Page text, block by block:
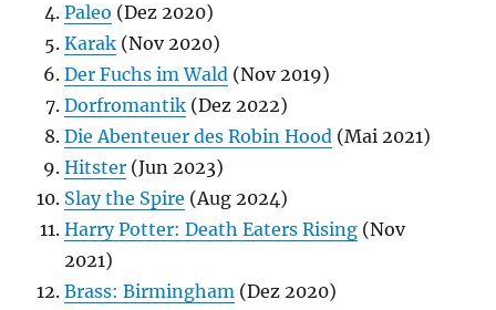
Paleo (Dez 2020)
Karak (Nov 2020)
Der Fuchs im Wald (Nov 2019)
Dorfromantik (Dez 2022)
Die Abenteuer des Robin Hood (Mai 2021)
Hitster (Jun 2023)
Slay the Spire (Aug 2024)
Harry Potter: Death Eaters Rising (Nov
2021)
Brass: Birmingham (Dez 2020)